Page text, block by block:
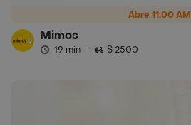
Abre 11:00 AM
Mimos
19 min · $ 2500